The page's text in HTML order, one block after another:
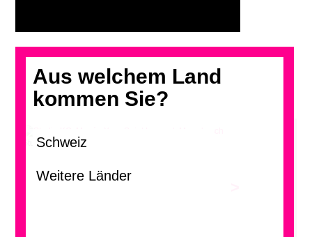
Aus welchem Land
kommen Sie?
Studio KO, Musée Yves Saint Laurent, Marrakesch